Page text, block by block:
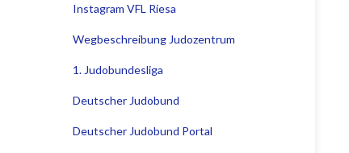
Instagram VFL Riesa
Wegbeschreibung Judozentrum
1. Judobundesliga
Deutscher Judobund
Deutscher Judobund Portal